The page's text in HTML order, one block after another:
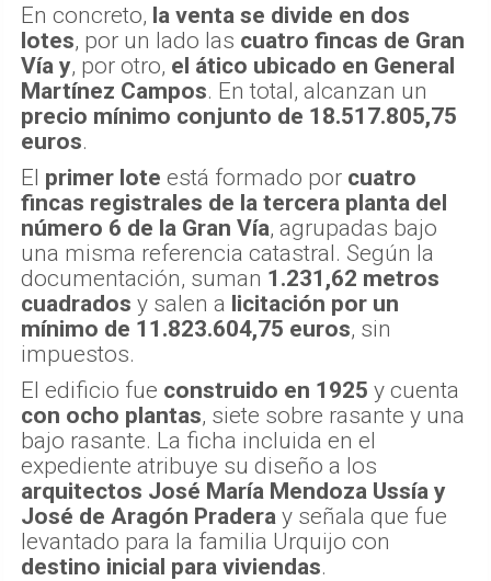
En concreto, la venta se divide en dos
lotes, por un lado las cuatro fincas de Gran
Vía y, por otro, el ático ubicado en General
Martínez Campos. En total, alcanzan un
precio mínimo conjunto de 18.517.805,75
euros.
El primer lote está formado por cuatro
fincas registrales de la tercera planta del
número 6 de la Gran Vía, agrupadas bajo
una misma referencia catastral. Según la
documentación, suman 1.231,62 metros
cuadrados y salen a licitación por un
mínimo de 11.823.604,75 euros, sin
impuestos.
El edificio fue construido en 1925 y cuenta
con ocho plantas, siete sobre rasante y una
bajo rasante. La ficha incluida en el
expediente atribuye su diseño a los
arquitectos José María Mendoza Ussía y
José de Aragón Pradera y señala que fue
levantado para la familia Urquijo con
destino inicial para viviendas.